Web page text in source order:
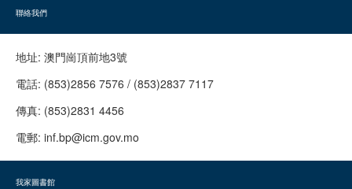
聯絡我們
地址: 澳門崗頂前地3號
電話: (853)2856 7576 / (853)2837 7117
傳真: (853)2831 4456
電郵: inf.bp@icm.gov.mo
我家圖書館